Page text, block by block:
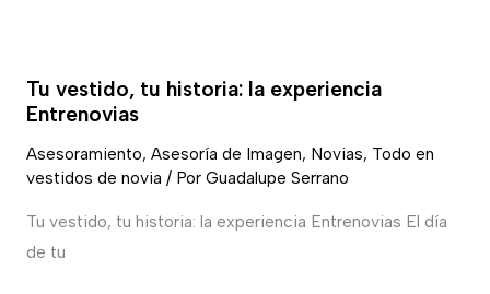
Tu vestido, tu historia: la experiencia
Entrenovias
Asesoramiento, Asesoría de Imagen, Novias, Todo en
vestidos de novia / Por Guadalupe Serrano
Tu vestido, tu historia: la experiencia Entrenovias El día
de tu
tu
historia:
la
experiencia
Entrenovias